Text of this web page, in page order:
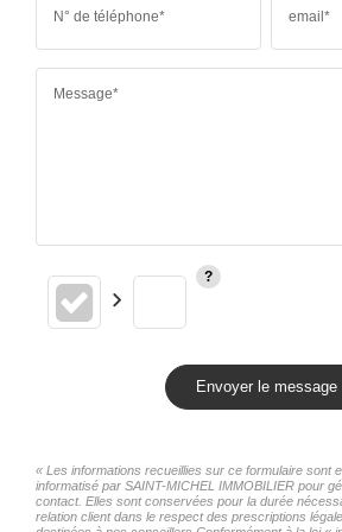
N° de téléphone* email*
Message*
Envoyer le message
« Les informations recueillies sur ce formulaire sont
informatisé par SAINT-MICHEL IMMOBILIER pour
contact. Elles sont conservées pour la durée
relation client dans le respect des prescriptions